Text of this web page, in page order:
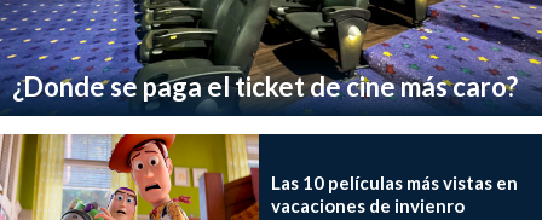
¿Donde se paga el ticket de cine más caro?
Las 10 películas más vistas en
vacaciones de invienro